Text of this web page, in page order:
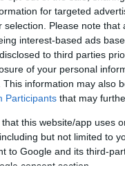
for targeted
selection. Please note
interest-based ads
to third parties
of your personal
This information may also
Participants that may
that this website/app uses
but not limited to
to Google and its third-
consent section.